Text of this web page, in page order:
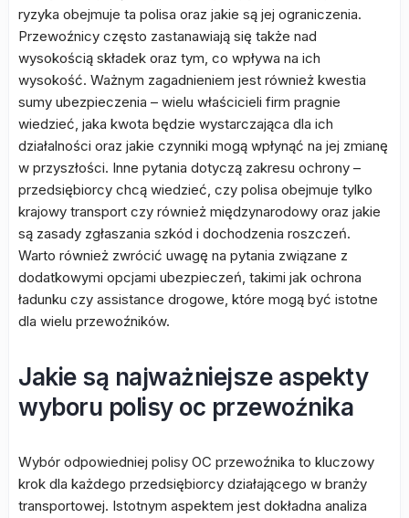
ryzyka obejmuje ta polisa oraz jakie są jej ograniczenia.
Przewoźnicy często zastanawiają się także nad
wysokością składek oraz tym, co wpływa na ich
wysokość. Ważnym zagadnieniem jest również kwestia
sumy ubezpieczenia – wielu właścicieli firm pragnie
wiedzieć, jaka kwota będzie wystarczająca dla ich
działalności oraz jakie czynniki mogą wpłynąć na jej zmianę
w przyszłości. Inne pytania dotyczą zakresu ochrony –
przedsiębiorcy chcą wiedzieć, czy polisa obejmuje tylko
krajowy transport czy również międzynarodowy oraz jakie
są zasady zgłaszania szkód i dochodzenia roszczeń.
Warto również zwrócić uwagę na pytania związane z
dodatkowymi opcjami ubezpieczeń, takimi jak ochrona
ładunku czy assistance drogowe, które mogą być istotne
dla wielu przewoźników.
Jakie są najważniejsze aspekty
wyboru polisy oc przewoźnika
Wybór odpowiedniej polisy OC przewoźnika to kluczowy
krok dla każdego przedsiębiorcy działającego w branży
transportowej. Istotnym aspektem jest dokładna analiza